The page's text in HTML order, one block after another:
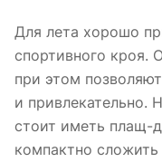
Для лета хорошо
спортивного кроя.
при этом
и привлекательно.
стоит иметь плащ-
компактно